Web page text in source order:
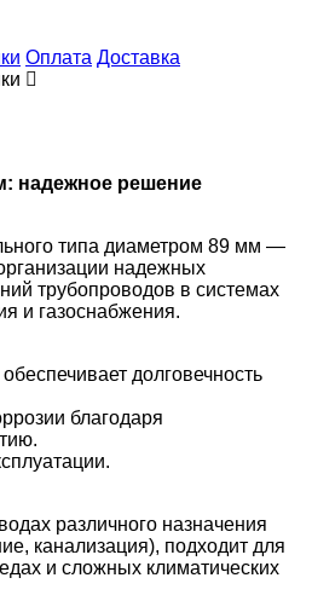
Оплата Доставка
надежное решение
типа диаметром 89 мм —
надежных
трубопроводов в системах
и газоснабжения.
долговечность
благодаря
различного назначения
канализация), подходит для
и сложных климатических